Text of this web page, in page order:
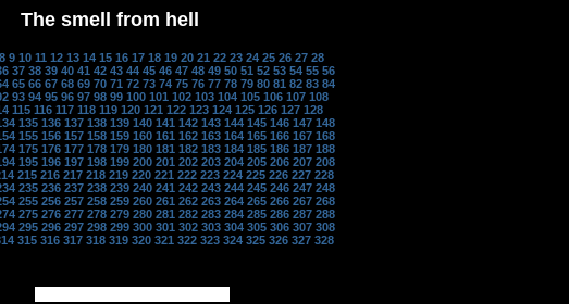
The smell from hell
8 9 10 11 12 13 14 15 16 17 18 19 20 21 22 23 24 25 26 27 28
37 38 39 40 41 42 43 44 45 46 47 48 49 50 51 52 53 54 55 56
65 66 67 68 69 70 71 72 73 74 75 76 77 78 79 80 81 82 83 84
93 94 95 96 97 98 99 100 101 102 103 104 105 106 107 108
115 116 117 118 119 120 121 122 123 124 125 126 127 128
135 136 137 138 139 140 141 142 143 144 145 146 147 148
155 156 157 158 159 160 161 162 163 164 165 166 167 168
175 176 177 178 179 180 181 182 183 184 185 186 187 188
195 196 197 198 199 200 201 202 203 204 205 206 207 208
215 216 217 218 219 220 221 222 223 224 225 226 227 228
235 236 237 238 239 240 241 242 243 244 245 246 247 248
255 256 257 258 259 260 261 262 263 264 265 266 267 268
275 276 277 278 279 280 281 282 283 284 285 286 287 288
295 296 297 298 299 300 301 302 303 304 305 306 307 308
315 316 317 318 319 320 321 322 323 324 325 326 327 328